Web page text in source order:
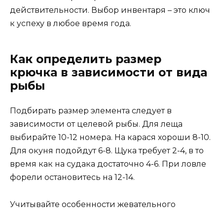
действительности. Выбор инвентаря – это ключ
к успеху в любое время года.
Как определить размер
крючка в зависимости от вида
рыбы
Подбирать размер элемента следует в
зависимости от целевой рыбы. Для леща
выбирайте 10-12 номера. На карася хороши 8-10.
Для окуня подойдут 6-8. Щука требует 2-4, в то
время как на судака достаточно 4-6. При ловле
форели остановитесь на 12-14.
Учитывайте особенности жевательного